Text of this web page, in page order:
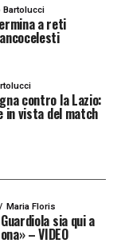
Bartolucci
a reti
contro la Lazio:
in vista del match
Maria Floris
sia qui a
– VIDEO